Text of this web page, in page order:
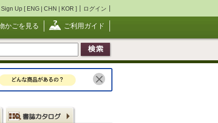
Sign Up [ ENG | CHN | KOR ] ログイン
かごを見る ご利用ガイド